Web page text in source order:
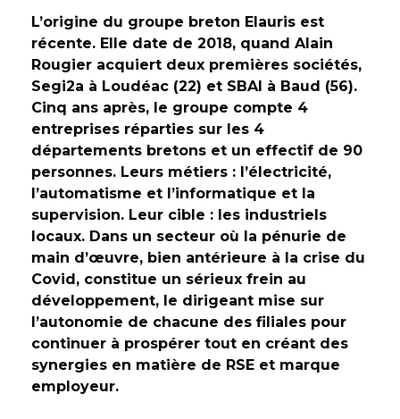
L’origine du groupe breton Elauris est
récente. Elle date de 2018, quand Alain
Rougier acquiert deux premières sociétés,
Segi2a à Loudéac (22) et SBAI à Baud (56).
Cinq ans après, le groupe compte 4
entreprises réparties sur les 4
départements bretons et un effectif de 90
personnes. Leurs métiers : l’électricité,
l’automatisme et l’informatique et la
supervision. Leur cible : les industriels
locaux. Dans un secteur où la pénurie de
main d’œuvre, bien antérieure à la crise du
Covid, constitue un sérieux frein au
développement, le dirigeant mise sur
l’autonomie de chacune des filiales pour
continuer à prospérer tout en créant des
synergies en matière de RSE et marque
employeur.